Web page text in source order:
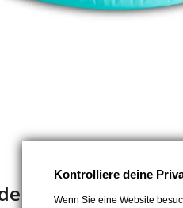
gleichen
Kontrolliere deine
Wenn Sie eine Website